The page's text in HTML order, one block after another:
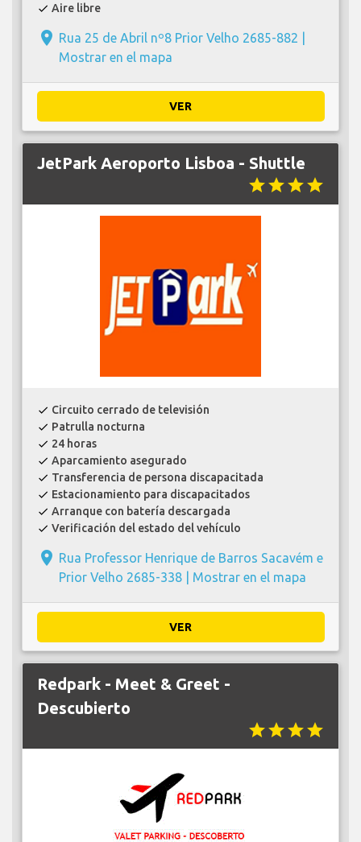
check Aire libre
place Rua 25 de Abril nº8 Prior Velho 2685-882 |
Mostrar en el mapa
VER
JetPark Aeroporto Lisboa - Shuttle
starstarstarstar
check Circuito cerrado de televisión
check Patrulla nocturna
check 24 horas
check Aparcamiento asegurado
check Transferencia de persona discapacitada
check Estacionamiento para discapacitados
check Arranque con batería descargada
check Verificación del estado del vehículo
place Rua Professor Henrique de Barros Sacavém e
Prior Velho 2685-338 | Mostrar en el mapa
VER
Redpark - Meet & Greet -
Descubierto
starstarstarstar